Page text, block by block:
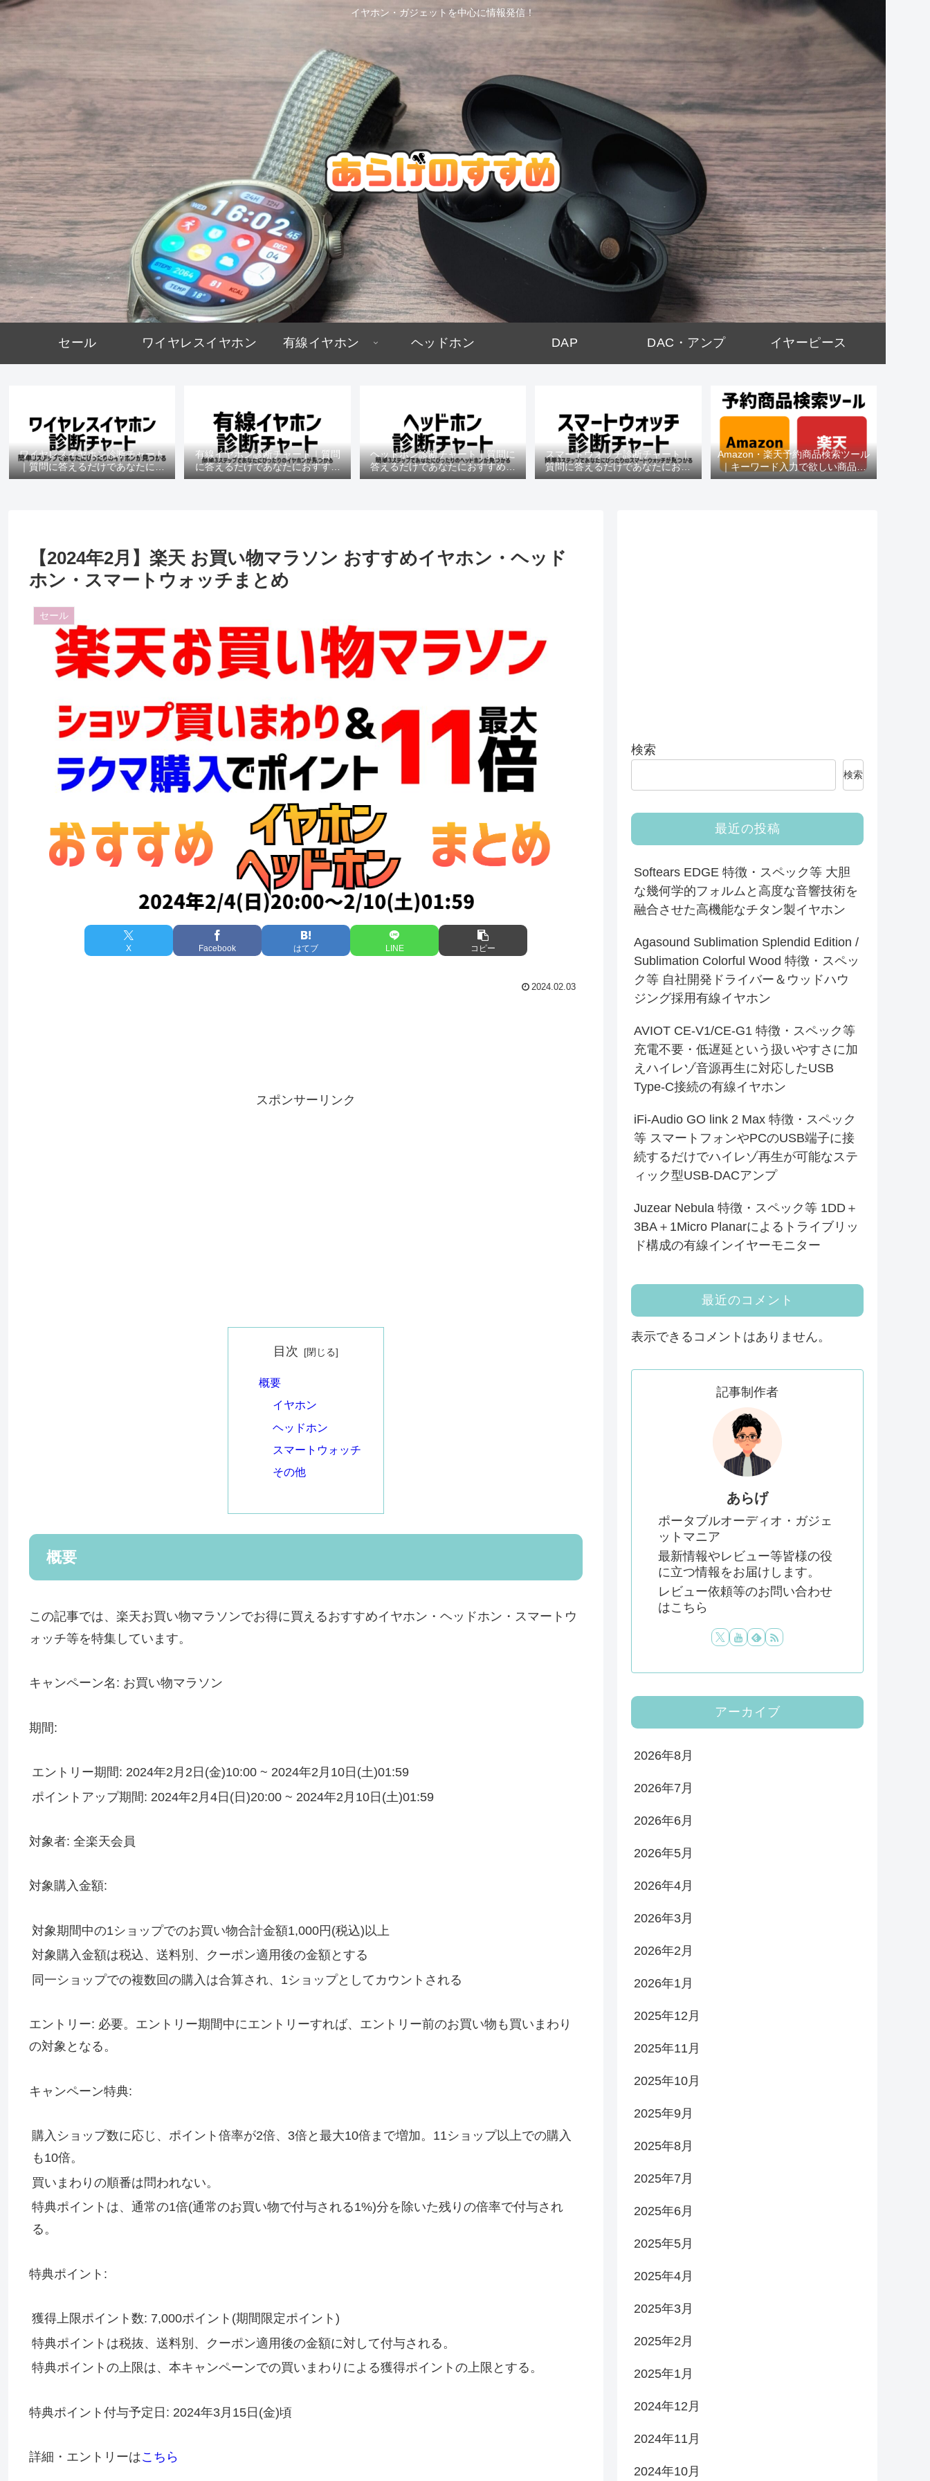
イヤホン・ガジェットを中心に情報発信！
セール ワイヤレスイヤホン 有線イヤホン ヘッドホン DAP DAC・アンプ イヤーピース
ワイヤレスイヤホン診断チャート
｜質問に答えるだけであなたにお
すすめの機種がわかる
有線イヤホン診断チャート｜質問
に答えるだけであなたにおすすめ
の機種がわかる
ヘッドホン診断チャート｜質問に
答えるだけであなたにおすすめの
機種がわかる
スマートウォッチ診断チャート｜
質問に答えるだけであなたにおす
すめの機種がわかる
Amazon・楽天予約商品検索ツール
｜キーワード入力で欲しい商品を
即チェック
【2024年2月】楽天 お買い物マラソン おすすめイヤホン・ヘッド
ホン・スマートウォッチまとめ
セール
X Facebook はてブ LINE コピー
2024.02.03
スポンサーリンク
目次
概要
イヤホン
ヘッドホン
スマートウォッチ
その他
概要
この記事では、楽天お買い物マラソンでお得に買えるおすすめイヤホン・ヘッドホン・スマートウ
ォッチ等を特集しています。
キャンペーン名: お買い物マラソン
期間:
エントリー期間: 2024年2月2日(金)10:00 ~ 2024年2月10日(土)01:59
ポイントアップ期間: 2024年2月4日(日)20:00 ~ 2024年2月10日(土)01:59
対象者: 全楽天会員
対象購入金額:
対象期間中の1ショップでのお買い物合計金額1,000円(税込)以上
対象購入金額は税込、送料別、クーポン適用後の金額とする
同一ショップでの複数回の購入は合算され、1ショップとしてカウントされる
エントリー: 必要。エントリー期間中にエントリーすれば、エントリー前のお買い物も買いまわり
の対象となる。
キャンペーン特典:
購入ショップ数に応じ、ポイント倍率が2倍、3倍と最大10倍まで増加。11ショップ以上での購入
も10倍。
買いまわりの順番は問われない。
特典ポイントは、通常の1倍(通常のお買い物で付与される1%)分を除いた残りの倍率で付与され
る。
特典ポイント:
獲得上限ポイント数: 7,000ポイント(期間限定ポイント)
特典ポイントは税抜、送料別、クーポン適用後の金額に対して付与される。
特典ポイントの上限は、本キャンペーンでの買いまわりによる獲得ポイントの上限とする。
特典ポイント付与予定日: 2024年3月15日(金)頃
詳細・エントリーはこちら
検索
検索
最近の投稿
Softears EDGE 特徴・スペック等 大胆
な幾何学的フォルムと高度な音響技術を
融合させた高機能なチタン製イヤホン
Agasound Sublimation Splendid Edition /
Sublimation Colorful Wood 特徴・スペッ
ク等 自社開発ドライバー＆ウッドハウ
ジング採用有線イヤホン
AVIOT CE-V1/CE-G1 特徴・スペック等
充電不要・低遅延という扱いやすさに加
えハイレゾ音源再生に対応したUSB
Type-C接続の有線イヤホン
iFi-Audio GO link 2 Max 特徴・スペック
等 スマートフォンやPCのUSB端子に接
続するだけでハイレゾ再生が可能なステ
ィック型USB-DACアンプ
Juzear Nebula 特徴・スペック等 1DD＋
3BA＋1Micro Planarによるトライブリッ
ド構成の有線インイヤーモニター
最近のコメント
表示できるコメントはありません。
記事制作者
あらげ
ポータブルオーディオ・ガジェ
ットマニア
最新情報やレビュー等皆様の役
に立つ情報をお届けします。
レビュー依頼等のお問い合わせ
はこちら
アーカイブ
2026年8月
2026年7月
2026年6月
2026年5月
2026年4月
2026年3月
2026年2月
2026年1月
2025年12月
2025年11月
2025年10月
2025年9月
2025年8月
2025年7月
2025年6月
2025年5月
2025年4月
2025年3月
2025年2月
2025年1月
2024年12月
2024年11月
2024年10月